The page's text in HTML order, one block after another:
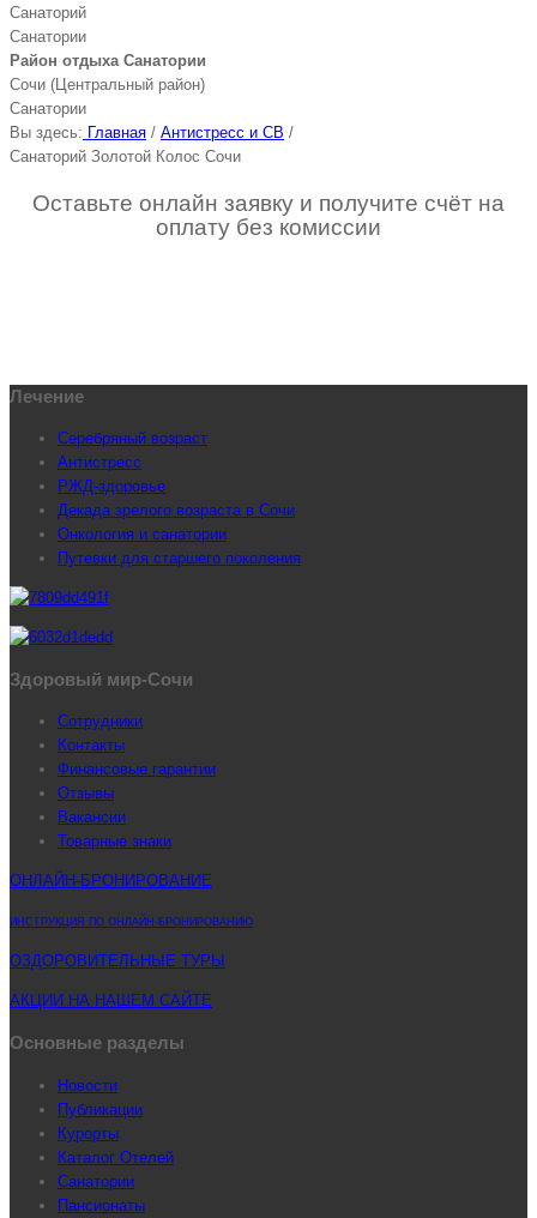
Санаторий
Санатории
Район отдыха Санатории
Сочи (Центральный район)
Санатории
Вы здесь: Главная / Антистресс и СВ /
Санаторий Золотой Колос Сочи
Оставьте онлайн заявку и получите счёт на
оплату без комиссии
Лечение
Серебряный возраст
Антистресс
РЖД-здоровье
Декада зрелого возраста в Сочи
Онкология и санатории
Путевки для старшего поколения
Здоровый мир-Сочи
Сотрудники
Контакты
Финансовые гарантии
Отзывы
Вакансии
Товарные знаки
ОНЛАЙН-БРОНИРОВАНИЕ
ИНСТРУКЦИЯ ПО ОНЛАЙН-БРОНИРОВАНИЮ
ОЗДОРОВИТЕЛЬНЫЕ ТУРЫ
АКЦИИ НА НАШЕМ САЙТЕ
Основные разделы
Новости
Публикации
Курорты
Каталог Отелей
Санатории
Пансионаты